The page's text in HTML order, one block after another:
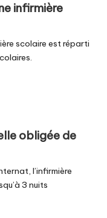
infirmière
scolaire est réparti
obligée de
l’infirmière
3 nuits